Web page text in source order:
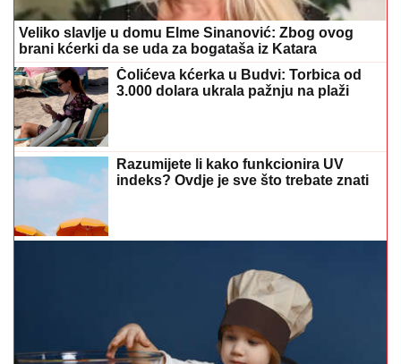
Veliko slavlje u domu Elme Sinanović: Zbog ovog
brani kćerki da se uda za bogataša iz Katara
Čolićeva kćerka u Budvi: Torbica od
3.000 dolara ukrala pažnju na plaži
Razumijete li kako funkcionira UV
indeks? Ovdje je sve što trebate znati